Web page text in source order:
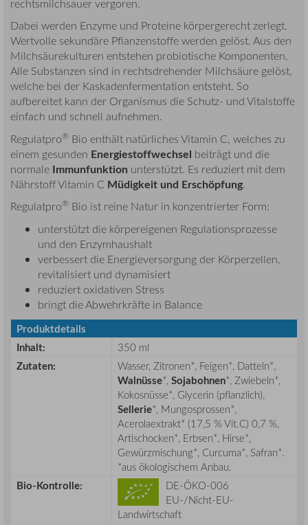
rechtsmilchsauer vergoren.
Dabei werden Enzyme und Proteine körpergerecht zerlegt.
Wertvolle sekundäre Pflanzenstoffe werden gelöst. Aus den
Milchsäurekulturen entstehen probiotische Komponenten.
Alle Substanzen sind in rechtsdrehender Milchsäure gelöst,
welche bei der Kaskadenfermentation entsteht. So
aufbereitet kann der Organismus die Schutz- und Vitalstoffe
einfach und schnell aufnehmen.
Regulatpro® Bio enthält natürliches Vitamin C, welches zu
einem gesunden Energiestoffwechsel beiträgt und die
normale Immunfunktion unterstützt. Es reduziert mit dem
Nährstoff Vitamin C Müdigkeit und Erschöpfung.
Regulatpro® Bio ist reine Natur in konzentrierter Form:
unterstützt die körpereigenen Regulationsprozesse
und den Enzymhaushalt
verbessert die Energieversorgung der Körperzellen,
revitalisiert und dynamisiert
reduziert oxidativen Stress
bringt die Abwehrkräfte in Balance
Produktdetails
Inhalt:
350 ml
Zutaten: Wasser, Zitronen*, Feigen*, Datteln*,
Walnüsse*, Sojabohnen*, Zwiebeln*,
Kokosnüsse*, Glycerin (pflanzlich),
Sellerie*, Mungosprossen*,
Acerolaextrakt* (17,5 % Vit.C) 0,7 %,
Artischocken*, Erbsen*, Hirse*,
Gewürzmischung*, Curcuma*, Safran*.
*aus ökologischem Anbau.
Bio-Kontrolle:
DE-ÖKO-006
EU-/Nicht-EU-
Landwirtschaft